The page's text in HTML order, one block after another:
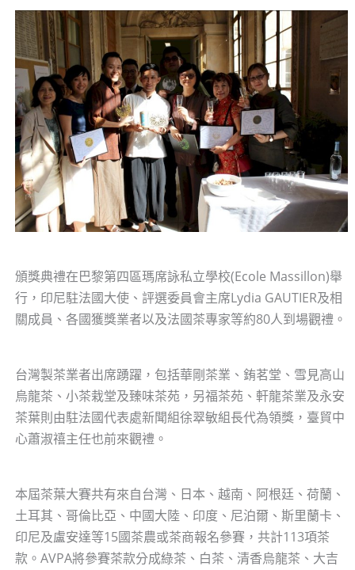
頒獎典禮在巴黎第四區瑪席詠私立學校(Ecole Massillon)舉
行，印尼駐法國大使、評選委員會主席Lydia GAUTIER及相
關成員、各國獲獎業者以及法國茶專家等約80人到場觀禮。
台灣製茶業者出席踴躍，包括華剛茶業、銪茗堂、雪見高山
烏龍茶、小茶栽堂及臻味茶苑，另福茶苑、軒龍茶業及永安
茶葉則由駐法國代表處新聞組徐翠敏組長代為領獎，臺貿中
心蕭淑禧主任也前來觀禮。
本屆茶葉大賽共有來自台灣、日本、越南、阿根廷、荷蘭、
土耳其、哥倫比亞、中國大陸、印度、尼泊爾、斯里蘭卡、
印尼及盧安達等15國茶農或茶商報名參賽，共計113項茶
款。AVPA將參賽茶款分成綠茶、白茶、清香烏龍茶、大吉